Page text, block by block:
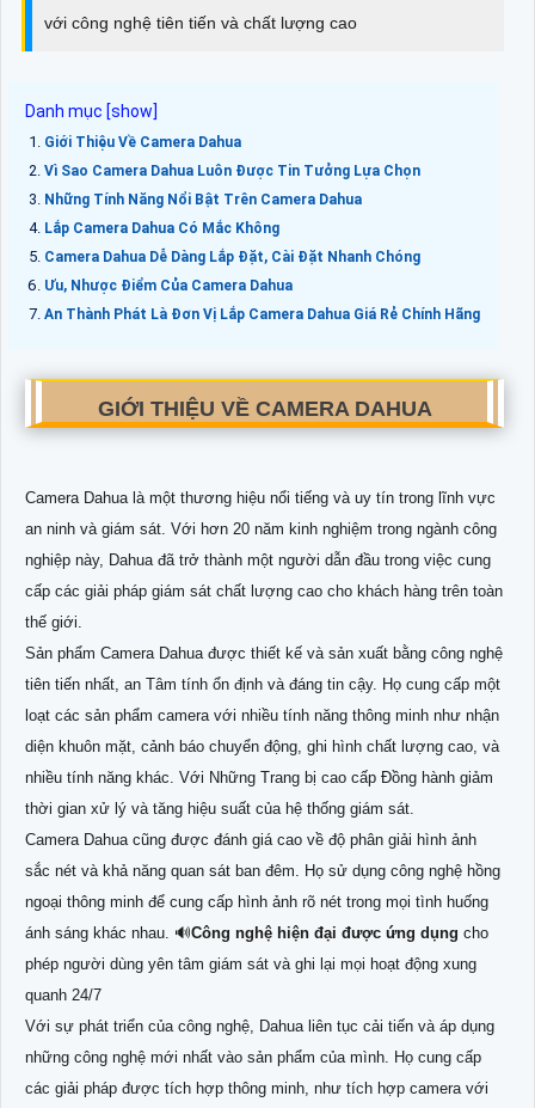
với công nghệ tiên tiến và chất lượng cao
Giới Thiệu Về Camera Dahua
Vì Sao Camera Dahua Luôn Được Tin Tưởng Lựa Chọn
Những Tính Năng Nổi Bật Trên Camera Dahua
Lắp Camera Dahua Có Mắc Không
Camera Dahua Dễ Dàng Lắp Đặt, Cài Đặt Nhanh Chóng
Ưu, Nhược Điểm Của Camera Dahua
An Thành Phát Là Đơn Vị Lắp Camera Dahua Giá Rẻ Chính Hãng
GIỚI THIỆU VỀ CAMERA DAHUA
Camera Dahua là một thương hiệu nổi tiếng và uy tín trong lĩnh vực
an ninh và giám sát. Với hơn 20 năm kinh nghiệm trong ngành công
nghiệp này, Dahua đã trở thành một người dẫn đầu trong việc cung
cấp các giải pháp giám sát chất lượng cao cho khách hàng trên toàn
thế giới.
Sản phẩm Camera Dahua được thiết kế và sản xuất bằng công nghệ
tiên tiến nhất, an Tâm tính ổn định và đáng tin cậy. Họ cung cấp một
loạt các sản phẩm camera với nhiều tính năng thông minh như nhận
diện khuôn mặt, cảnh báo chuyển động, ghi hình chất lượng cao, và
nhiều tính năng khác. Với Những Trang bị cao cấp Đồng hành giảm
thời gian xử lý và tăng hiệu suất của hệ thống giám sát.
Camera Dahua cũng được đánh giá cao về độ phân giải hình ảnh
sắc nét và khả năng quan sát ban đêm. Họ sử dụng công nghệ hồng
ngoại thông minh để cung cấp hình ảnh rõ nét trong mọi tình huống
ánh sáng khác nhau. 🔊Công nghệ hiện đại được ứng dụng cho
phép người dùng yên tâm giám sát và ghi lại mọi hoạt động xung
quanh 24/7
Với sự phát triển của công nghệ, Dahua liên tục cải tiến và áp dụng
những công nghệ mới nhất vào sản phẩm của mình. Họ cung cấp
các giải pháp được tích hợp thông minh, như tích hợp camera với